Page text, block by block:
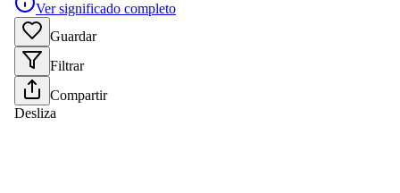
Ver significado completo
Guardar
Filtrar
Compartir
Desliza